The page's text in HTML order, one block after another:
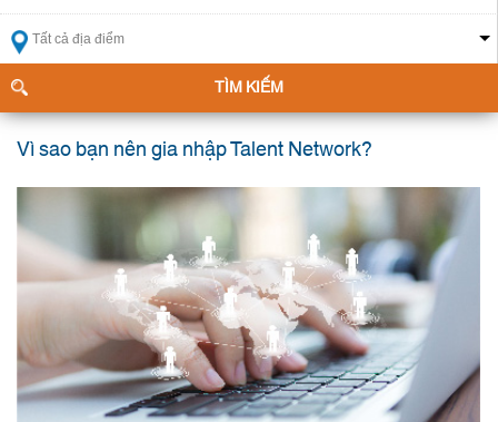
Tất cả địa điểm
TÌM KIẾM
Vì sao bạn nên gia nhập Talent Network?